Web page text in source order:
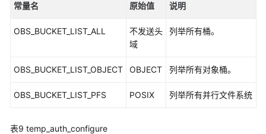
常量名 原始值 说明
OBS_BUCKET_LIST_ALL
不发送头
域
列举所有桶。
OBS_BUCKET_LIST_OBJECT OBJECT 列举所有对象桶。
OBS_BUCKET_LIST_PFS POSIX 列举所有并行文件系统
表9 temp_auth_configure